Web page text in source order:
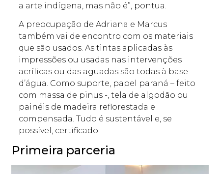
a arte indígena, mas não é”, pontua.
A preocupação de Adriana e Marcus
também vai de encontro com os materiais
que são usados. As tintas aplicadas às
impressões ou usadas nas intervenções
acrílicas ou das aguadas são todas à base
d’água. Como suporte, papel paraná – feito
com massa de pinus -, tela de algodão ou
painéis de madeira reflorestada e
compensada. Tudo é sustentável e, se
possível, certificado.
Primeira parceria